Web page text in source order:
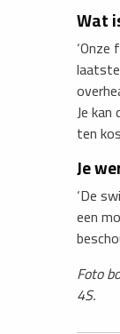
Wat
Je
ten
Je
‘De
een
Foto
4S.